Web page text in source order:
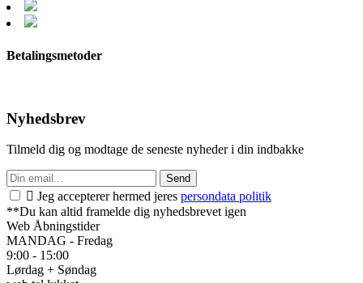
Betalingsmetoder
Nyhedsbrev
Tilmeld dig og modtage de seneste nyheder i din indbakke
Send
 Jeg accepterer hermed jeres persondata politik
**Du kan altid framelde dig nyhedsbrevet igen
Web Åbningstider
MANDAG - Fredag
9:00 - 15:00
Lørdag + Søndag